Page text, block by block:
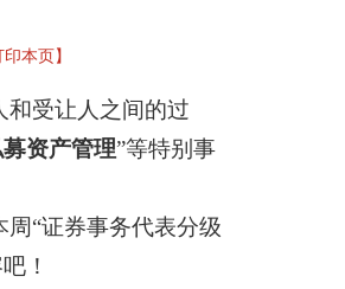
印本页】
和受让人之间的过
资产管理”等特别事
“证券事务代表分级
！